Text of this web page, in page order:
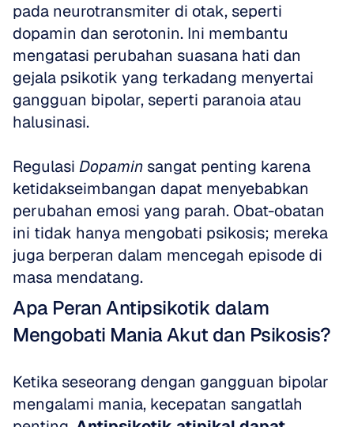
pada neurotransmiter di otak, seperti
dopamin dan serotonin. Ini membantu
mengatasi perubahan suasana hati dan
gejala psikotik yang terkadang menyertai
gangguan bipolar, seperti paranoia atau
halusinasi.
Regulasi Dopamin sangat penting karena
ketidakseimbangan dapat menyebabkan
perubahan emosi yang parah. Obat-obatan
ini tidak hanya mengobati psikosis; mereka
juga berperan dalam mencegah episode di
masa mendatang.
Apa Peran Antipsikotik dalam
Mengobati Mania Akut dan Psikosis?
Ketika seseorang dengan gangguan bipolar
mengalami mania, kecepatan sangatlah